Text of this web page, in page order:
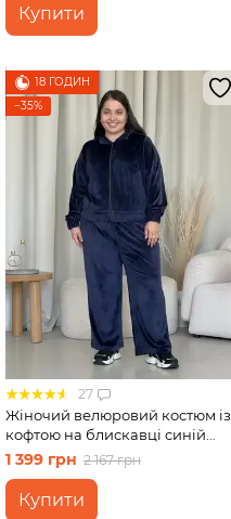
Купити
18 ГОДИН
−35%
27
Жіночий велюровий костюм із
кофтою на блискавці синій
Merlini Варна 100001262 розмір
50-52 (2XL-3XL)
1 399 грн 2 167 грн
Купити